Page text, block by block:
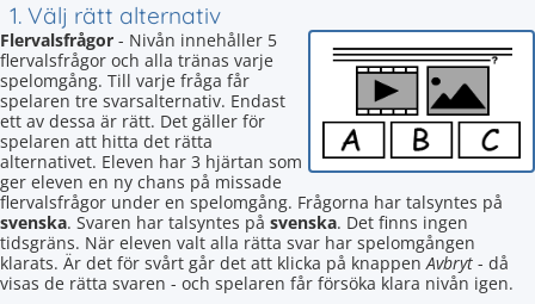
1. Välj rätt alternativ
Flervalsfrågor - Nivån innehåller 5
flervalsfrågor och alla tränas varje
spelomgång. Till varje fråga får
spelaren tre svarsalternativ. Endast
ett av dessa är rätt. Det gäller för
spelaren att hitta det rätta
alternativet. Eleven har 3 hjärtan som
ger eleven en ny chans på missade
flervalsfrågor under en spelomgång. Frågorna har talsyntes på
svenska. Svaren har talsyntes på svenska. Det finns ingen
tidsgräns. När eleven valt alla rätta svar har spelomgången
klarats. Är det för svårt går det att klicka på knappenAvbryt - då
visas de rätta svaren - och spelaren får försöka klara nivån igen.